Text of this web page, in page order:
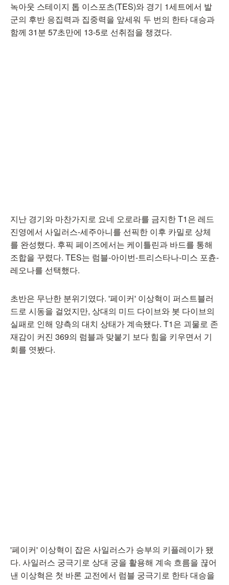
녹아웃 스테이지 톱 이스포츠(TES)와 경기 1세트에서 발
군의 후반 응집력과 집중력을 앞세워 두 번의 한타 대승과
함께 31분 57초만에 13-5로 선취점을 챙겼다.
지난 경기와 마찬가지로 요네 오로라를 금지한 T1은 레드
진영에서 사일러스-세주아니를 선픽한 이후 카밀로 상체
를 완성했다. 후픽 페이즈에서는 케이틀린과 바드를 통해
조합을 꾸렸다. TES는 럼블-아이번-트리스타나-미스 포츈-
레오나를 선택했다.
초반은 무난한 분위기였다. '페이커' 이상혁이 퍼스트블러
드로 시동을 걸었지만, 상대의 미드 다이브와 봇 다이브의
실패로 인해 양측의 대치 상태가 계속됐다. T1은 괴물로 존
재감이 커진 369의 럼블과 맞붙기 보다 힘을 키우면서 기
회를 엿봤다.
'페이커' 이상혁이 잡은 사일러스가 승부의 키플레이가 됐
다. 사일러스 궁극기로 상대 궁을 활용해 계속 흐름을 끊어
낸 이상혁은 첫 바론 교전에서 럼블 궁극기로 한타 대승을